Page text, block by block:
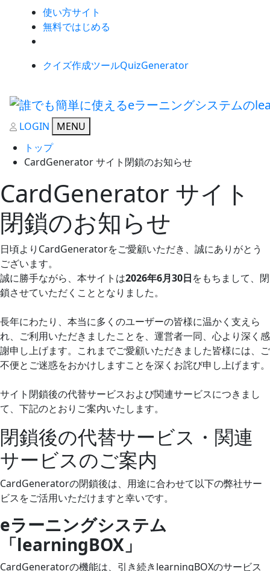
使い方サイト
無料ではじめる
クイズ作成ツールQuizGenerator
LOGIN
MENU
トップ
CardGenerator サイト閉鎖のお知らせ
CardGenerator サイト
閉鎖のお知らせ
日頃よりCardGeneratorをご愛顧いただき、誠にありがとう
ございます。
誠に勝手ながら、本サイトは2026年6月30日をもちまして、閉
鎖させていただくこととなりました。
長年にわたり、本当に多くのユーザーの皆様に温かく支えら
れ、ご利用いただきましたことを、運営者一同、心より深く感
謝申し上げます。これまでご愛顧いただきました皆様には、ご
不便とご迷惑をおかけしますことを深くお詫び申し上げます。
サイト閉鎖後の代替サービスおよび関連サービスにつきまし
て、下記のとおりご案内いたします。
閉鎖後の代替サービス・関連
サービスのご案内
CardGeneratorの閉鎖後は、用途に合わせて以下の弊社サー
ビスをご活用いただけますと幸いです。
eラーニングシステム
「learningBOX」
CardGeneratorの機能は、引き続きlearningBOXのサービス